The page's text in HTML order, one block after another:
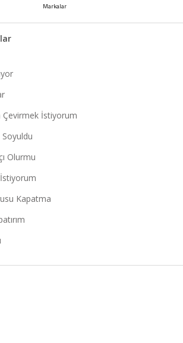
Çevirmek İstiyorum
Soyuldu
Olurmu
Kapatma